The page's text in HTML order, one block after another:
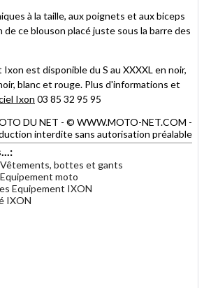
à la taille, aux poignets et aux biceps
ce blouson placé juste sous la barre des
est disponible du S au XXXXL en noir,
blanc et rouge. Plus d'informations et
Ixon 03 85 32 95 95
DU NET - © WWW.MOTO-NET.COM -
interdite sans autorisation préalable
bottes et gants
moto
Equipement IXON
IXON